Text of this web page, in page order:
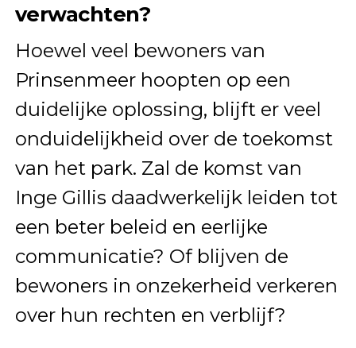
verwachten?
Hoewel veel bewoners van
Prinsenmeer hoopten op een
duidelijke oplossing, blijft er veel
onduidelijkheid over de toekomst
van het park. Zal de komst van
Inge Gillis daadwerkelijk leiden tot
een beter beleid en eerlijke
communicatie? Of blijven de
bewoners in onzekerheid verkeren
over hun rechten en verblijf?